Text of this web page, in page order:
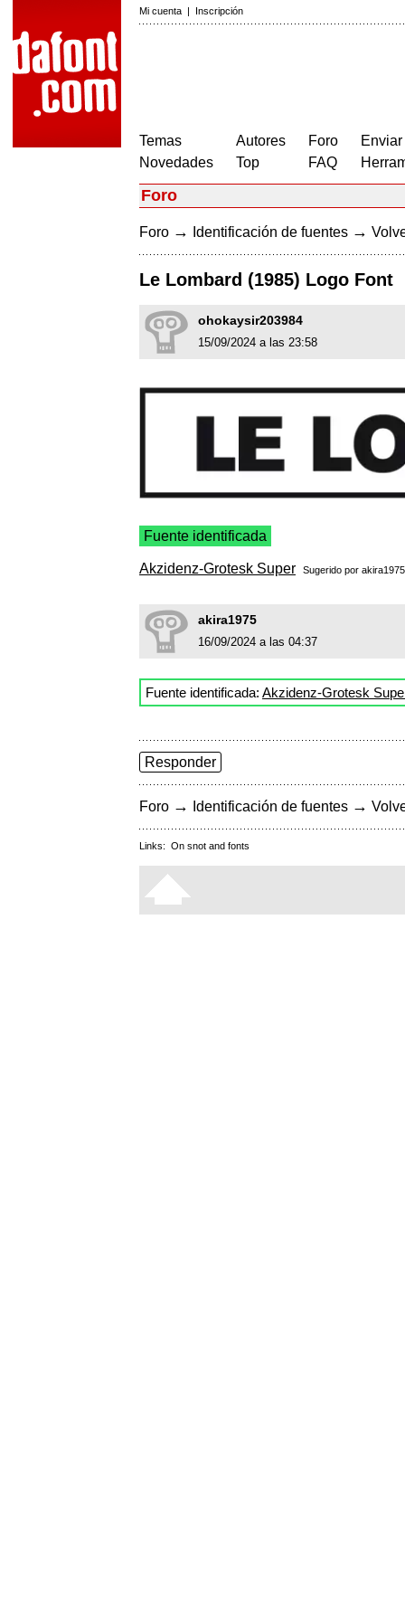
Mi cuenta | Inscripción
Temas
Novedades
Autores
Top
Foro
FAQ
Foro
Foro → Identificación de fuentes →
Le Lombard (1985) Logo Font
ohokaysir203984
15/09/2024 a las 23:58
Fuente identificada
Akzidenz-Grotesk Super Sugerido por akira1975
akira1975
16/09/2024 a las 04:37
Fuente identificada: Akzidenz-Grotesk
Responder
Foro → Identificación de fuentes →
Links: On snot and fonts